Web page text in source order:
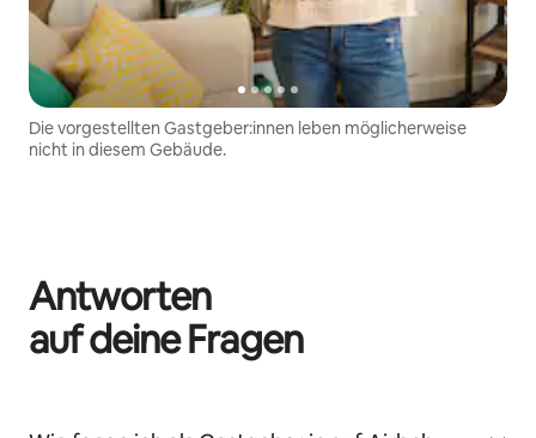
Die vorgestellten Gastgeber:innen leben möglicherweise
nicht in diesem Gebäude.
Antworten
auf deine Fragen